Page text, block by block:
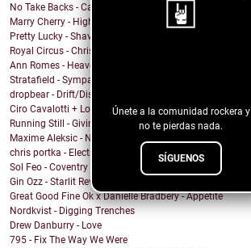
Únete a la comunidad rockera y
no te pierdas nada.
SÍGUENOS
No Take Backs - Caught Up
Marry Cherry - High All Night
Pretty Lucky - Shave Or Sheep
Royal Circus - Christmas in blue
Ann Romes - Heaven
Stratafield - Sympathetic Waveforms
dropbear - Drift/Dissolve
Ciro Cavalotti + Los Chicos del Espacio - Brillar
Running Still - Giving Up
Maxime Aleksic - Need to Move On
chris portka - Electric Guitar Quartet (In C#)
Sol Feo - Coventry
Gin Ozz - Starlit Reverie
Great Good Fine Ok x Danielle Bradbery - Appetite
Nordkvist - Digging Trenches
Drew Danburry - Love
795 - Fix The Way We Were